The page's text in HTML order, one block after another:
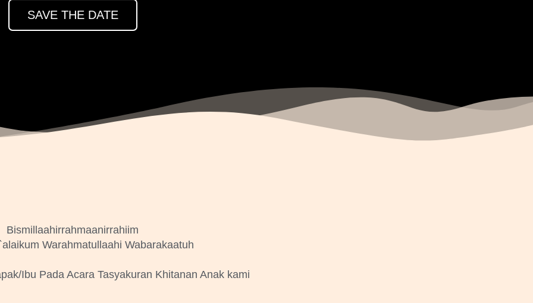
SAVE THE DATE
Bismillaahirrahmaanirrahiim
Warahmatullaahi Wabarakaatuh
Ibu Pada Acara Tasyakuran Khitanan Anak kami